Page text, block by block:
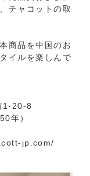
チャコットの取
商品を中国のお
イルを楽しんで
20-8
）
jp.com/